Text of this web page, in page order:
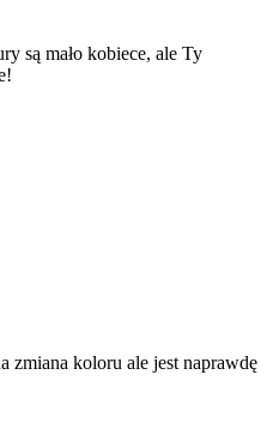
są mało kobiece, ale Ty
zmiana koloru ale jest naprawdę